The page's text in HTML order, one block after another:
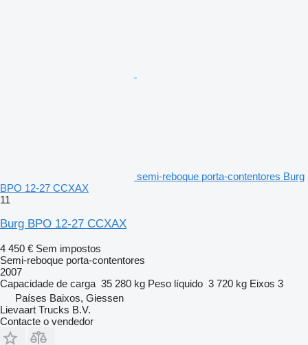
semi-reboque porta-contentores Burg
BPO 12-27 CCXAX
11
Burg BPO 12-27 CCXAX
4 450 € Sem impostos
Semi-reboque porta-contentores
2007
Capacidade de carga 35 280 kg Peso líquido 3 720 kg Eixos 3
Países Baixos, Giessen
Lievaart Trucks B.V.
Contacte o vendedor